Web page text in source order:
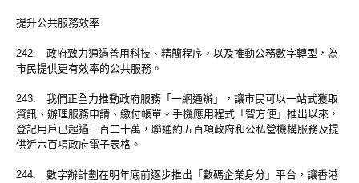
提升公共服務效率
242. 政府致力通過善用科技、精簡程序，以及推動公務數字轉型，為
市民提供更有效率的公共服務。
243. 我們正全力推動政府服務「一網通辦」，讓市民可以一站式獲取
資訊、辦理服務申請、繳付帳單。手機應用程式「智方便」推出以來，
登記用戶已超過三百二十萬，聯通約五百項政府和公私營機構服務及提
供近六百項政府電子表格。
244. 數字辦計劃在明年底前逐步推出「數碼企業身分」平台，讓香港